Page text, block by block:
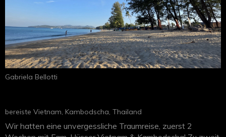
Gabriela Bellotti
bereiste Vietnam, Kambodscha, Thailand
Wir hatten eine unvergessliche Traumreise, zuerst 2